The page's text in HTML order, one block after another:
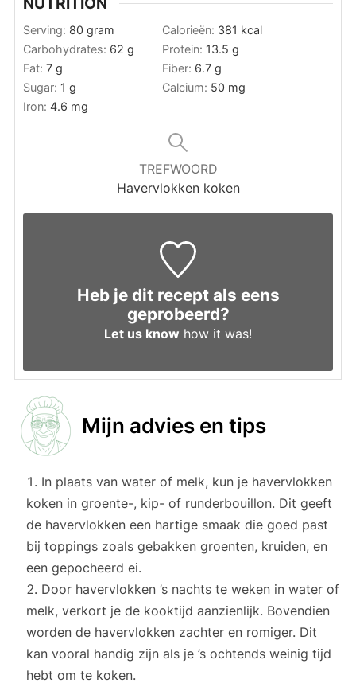
Serving: 80 gram Calorieën: 381 kcal
Carbohydrates: 62 g Protein: 13.5 g
Fat: 7 g Fiber: 6.7 g
Sugar: 1 g Calcium: 50 mg
Iron: 4.6 mg
TREFWOORD
Havervlokken koken
Heb je dit recept als eens
geprobeerd?
Let us know how it was!
Mijn advies en tips
In plaats van water of melk, kun je havervlokken
koken in groente-, kip- of runderbouillon. Dit geeft
de havervlokken een hartige smaak die goed past
bij toppings zoals gebakken groenten, kruiden, en
een gepocheerd ei.
Door havervlokken ’s nachts te weken in water of
melk, verkort je de kooktijd aanzienlijk. Bovendien
worden de havervlokken zachter en romiger. Dit
kan vooral handig zijn als je ’s ochtends weinig tijd
hebt om te koken.